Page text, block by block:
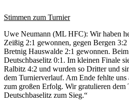
Stimmen zum Turnier
Uwe Neumann (ML HFC): Wir haben
Zeißig 2:1 gewonnen, gegen Bergen
Bretnig Hauswalde 2:1 gewonnen.
Deutschbaselitz 0:1. Im kleinen Finale
Ralbitz 4:2 und wurden so Dritter und
dem Turnierverlauf. Am Ende fehlte
zum großen Erfolg. Wir gratulieren dem
Deutschbaselitz zum Sieg.“